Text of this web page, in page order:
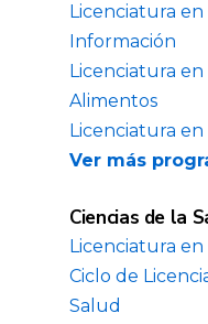
Licenciatura
Información
Licenciatura
Alimentos
Licenciatura
Ver más
Ciencias de la
Licenciatura en
Ciclo de
Salud